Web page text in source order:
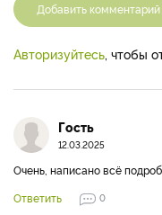
Добавить комментарий
Авторизуйтесь, чтобы
Гость
12.03.2025
Очень, написано всё
Ответить
0